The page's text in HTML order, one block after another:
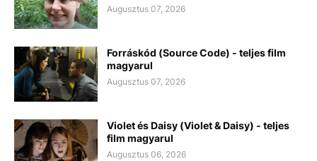
Augusztus 07, 2026
Forráskód (Source Code) - teljes film
magyarul
Augusztus 07, 2026
Violet és Daisy (Violet & Daisy) - teljes
film magyarul
Augusztus 06, 2026